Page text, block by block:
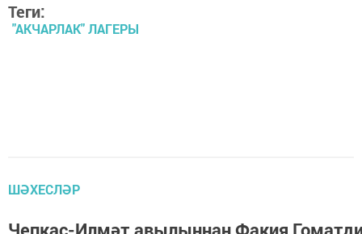
Теги:
"АКЧАРЛАК" ЛАГЕРЫ
ШӘХЕСЛӘР